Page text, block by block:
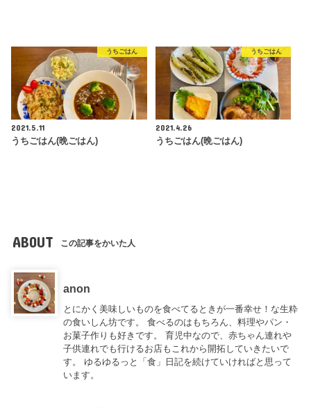
うちごはん
2021.5.11
うちごはん(晩ごはん)
うちごはん
2021.4.26
うちごはん(晩ごはん)
ABOUT この記事をかいた人
anon
とにかく美味しいものを食べてるときが一番幸せ！な生粋
の食いしん坊です。 食べるのはもちろん、料理やパン・
お菓子作りも好きです。 育児中なので、赤ちゃん連れや
子供連れでも行けるお店もこれから開拓していきたいで
す。 ゆるゆるっと「食」日記を続けていければと思って
います。